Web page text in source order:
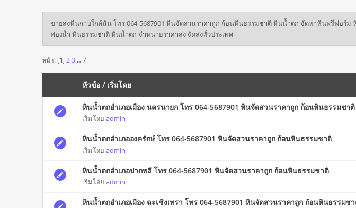
ขายส่งหินกาบใกล้ฉัน โทร 064-5687901 หินจัดสวนราคาถูก ก้อนหินธรรมชาติ หินน้ำตก จัดหาหินฟรีฟอ
ฟองน้ำ หินธรรมชาติ หินน้ำตก จำหน่ายราคาส่ง จัดส่งทั่วประเทศ
หน้า: [1] 2 3 ...7
หัวข้อ / เริ่มโดย
หินน้ำตกอำเภอเมือง นครนายก โทร 064-5687901 หินจัดสวนราคาถูก ก้อนหินธรรมชาติ
เริ่มโดยadmin
หินน้ำตกอำเภอองครักษ์ โทร 064-5687901 หินจัดสวนราคาถูก ก้อนหินธรรมชาติ
เริ่มโดยadmin
หินน้ำตกอำเภอปากพลี โทร 064-5687901 หินจัดสวนราคาถูก ก้อนหินธรรมชาติ
เริ่มโดยadmin
หินน้ำตกอำเภอเมือง ฉะเชิงเทรา โทร 064-5687901 หินจัดสวนราคาถูก ก้อนหินธรรมช